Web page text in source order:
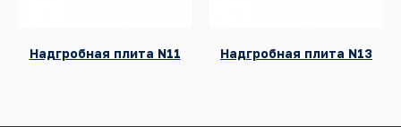
Надгробная плита N11 Надгробная плита N13
ИНФОРМАЦИЯ